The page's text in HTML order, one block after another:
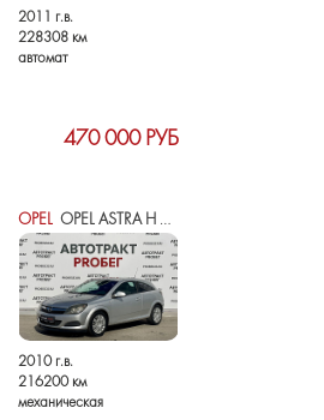
2011 г.в.
228308 км
автомат
470 000 РУБ
OPEL OPEL ASTRA H РЕСТАЙЛИНГ
2010 г.в.
216200 км
механическая